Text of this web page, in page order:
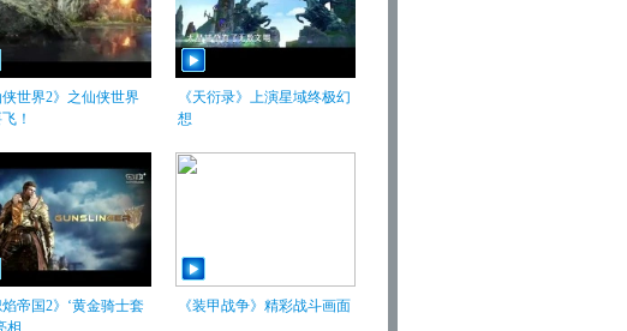
侠世界2》之仙侠世界
！
《天衍录》上演星域终极幻
想
焰帝国2》‘黄金骑士套
相
《装甲战争》精彩战斗画面